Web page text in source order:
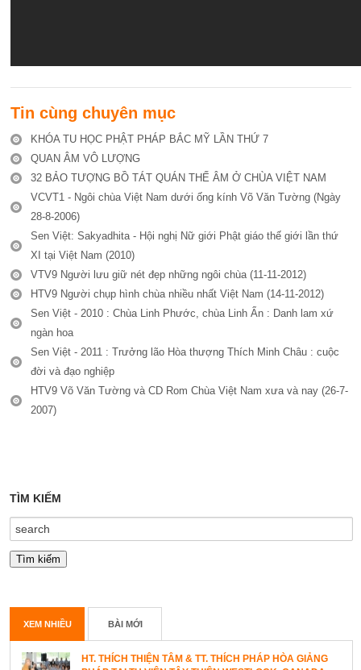
Tin cùng chuyên mục
KHÓA TU HỌC PHẬT PHÁP BẮC MỸ LẦN THỨ 7
QUAN ÂM VÔ LƯỢNG
32 BẢO TƯỢNG BỒ TÁT QUÁN THẾ ÂM Ở CHÙA VIỆT NAM
VCVT1 - Ngôi chùa Việt Nam dưới ống kính Võ Văn Tường (Ngày
28-8-2006)
Sen Việt: Sakyadhita - Hội nghị Nữ giới Phật giáo thế giới lần thứ
XI tại Việt Nam (2010)
VTV9 Người lưu giữ nét đẹp những ngôi chùa (11-11-2012)
HTV9 Người chụp hình chùa nhiều nhất Việt Nam (14-11-2012)
Sen Việt - 2010 : Chùa Linh Phước, chùa Linh Ẩn : Danh lam xứ
ngàn hoa
Sen Việt - 2011 : Trưởng lão Hòa thượng Thích Minh Châu : cuộc
đời và đạo nghiệp
HTV9 Võ Văn Tường và CD Rom Chùa Việt Nam xưa và nay (26-7-
2007)
TÌM KIẾM
XEM NHIỀU BÀI MỚI
HT. THÍCH THIỆN TÂM & TT. THÍCH PHÁP HÒA GIẢNG